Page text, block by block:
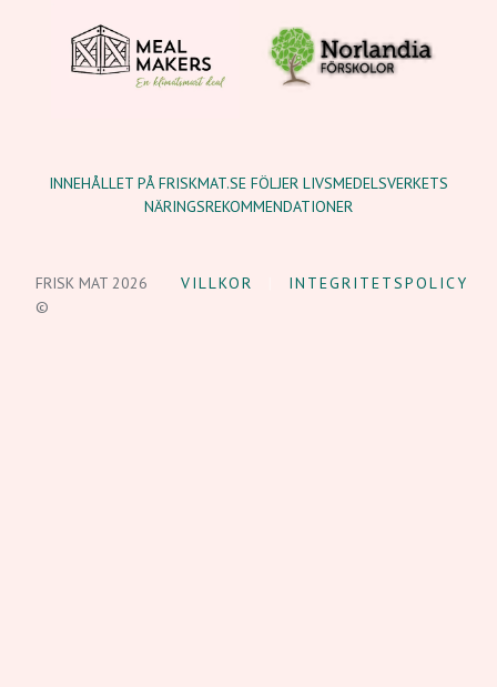
INNEHÅLLET PÅ FRISKMAT.SE FÖLJER LIVSMEDELSVERKETS
NÄRINGSREKOMMENDATIONER
FRISK MAT 2026
©
VILLKOR INTEGRITETSPOLICY